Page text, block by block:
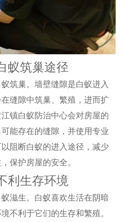
蚁筑巢途径
筑巢。墙壁缝隙是白蚁进入
缝隙中筑巢、繁殖，进而扩
镇白蚁防治中心会对房屋的
能存在的缝隙，并使用专业
阻断白蚁的进入途径，减少
保护房屋的安全。
利生存环境
滋生。白蚁喜欢生活在阴暗
不利于它们的生存和繁殖。